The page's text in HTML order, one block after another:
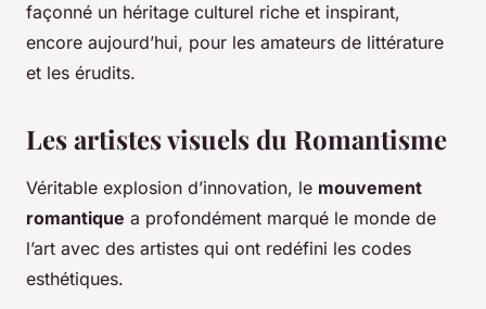
façonné un héritage culturel riche et inspirant,
encore aujourd’hui, pour les amateurs de littérature
et les érudits.
Les artistes visuels du Romantisme
Véritable explosion d’innovation, le mouvement
romantique a profondément marqué le monde de
l’art avec des artistes qui ont redéfini les codes
esthétiques.